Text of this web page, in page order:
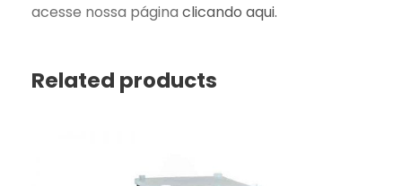
acesse nossa página clicando aqui.
Related products